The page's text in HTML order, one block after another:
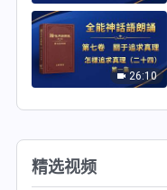
26:10
精选视频